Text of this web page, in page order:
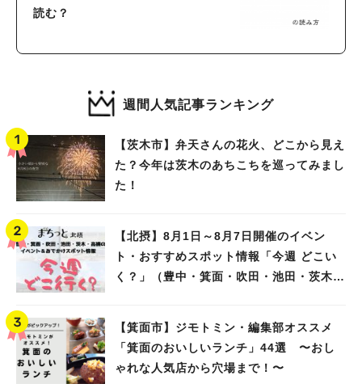
読む？
週間人気記事ランキング
【茨木市】弁天さんの花火、どこから見え
た？今年は茨木のあちこちを巡ってみまし
た！
【北摂】8月1日～8月7日開催のイベン
ト・おすすめスポット情報「今週 どこい
く？」（豊中・箕面・吹田・池田・茨木・
【箕面市】ジモトミン・編集部オススメ
「箕面のおいしいランチ」44選 〜おし
ゃれな人気店から穴場まで！〜